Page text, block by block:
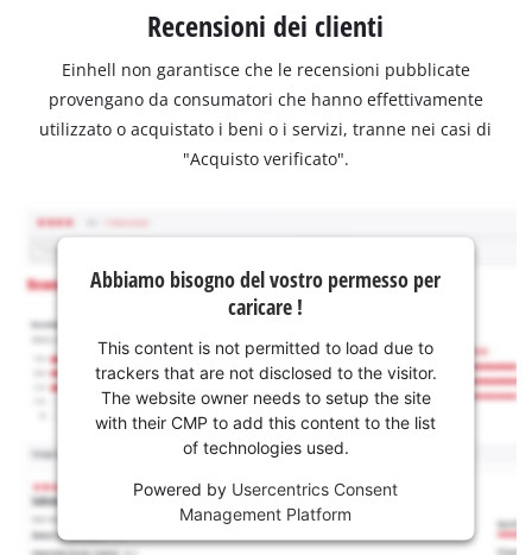
Recensioni dei clienti
Einhell non garantisce che le recensioni pubblicate
provengano da consumatori che hanno effettivamente
utilizzato o acquistato i beni o i servizi, tranne nei casi di
"Acquisto verificato".
Abbiamo bisogno del vostro permesso per
caricare !
This content is not permitted to load due to
trackers that are not disclosed to the visitor.
The website owner needs to setup the site
with their CMP to add this content to the list
of technologies used.
Powered by Usercentrics Consent
Management Platform